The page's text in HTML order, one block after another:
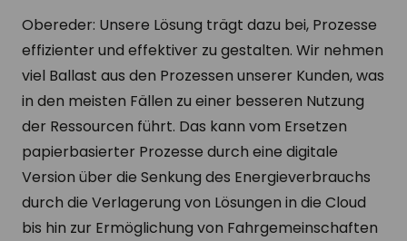
Obereder: Unsere Lösung trägt dazu bei, Prozesse
effizienter und effektiver zu gestalten. Wir nehmen
viel Ballast aus den Prozessen unserer Kunden, was
in den meisten Fällen zu einer besseren Nutzung
der Ressourcen führt. Das kann vom Ersetzen
papierbasierter Prozesse durch eine digitale
Version über die Senkung des Energieverbrauchs
durch die Verlagerung von Lösungen in die Cloud
bis hin zur Ermöglichung von Fahrgemeinschaften